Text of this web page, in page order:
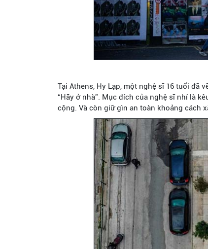
Tại Athens, Hy Lạp, một nghệ sĩ 16 tuổi đã
“Hãy ở nhà”. Mục đích của nghệ sĩ nhí là
cộng. Và còn giữ gìn an toàn khoảng cách